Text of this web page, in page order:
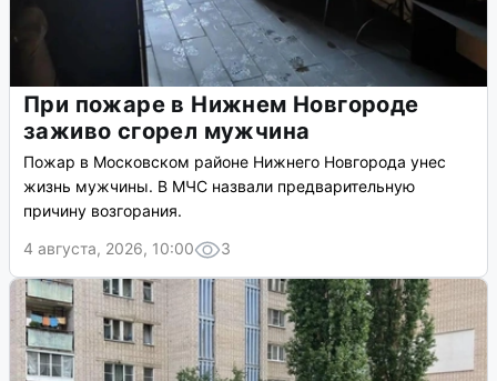
При пожаре в Нижнем Новгороде
заживо сгорел мужчина
Пожар в Московском районе Нижнего Новгорода унес
жизнь мужчины. В МЧС назвали предварительную
причину возгорания.
4 августа, 2026, 10:00
3